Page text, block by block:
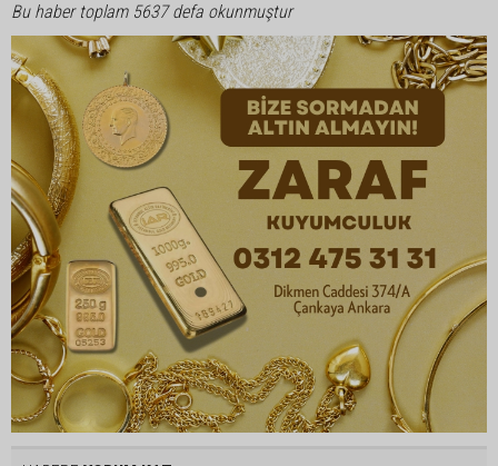
Bu haber toplam 5637 defa okunmuştur